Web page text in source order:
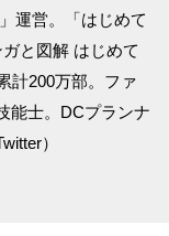
運営。「はじめて
と図解 はじめて
計200万部。ファ
能士。DCプランナ
）